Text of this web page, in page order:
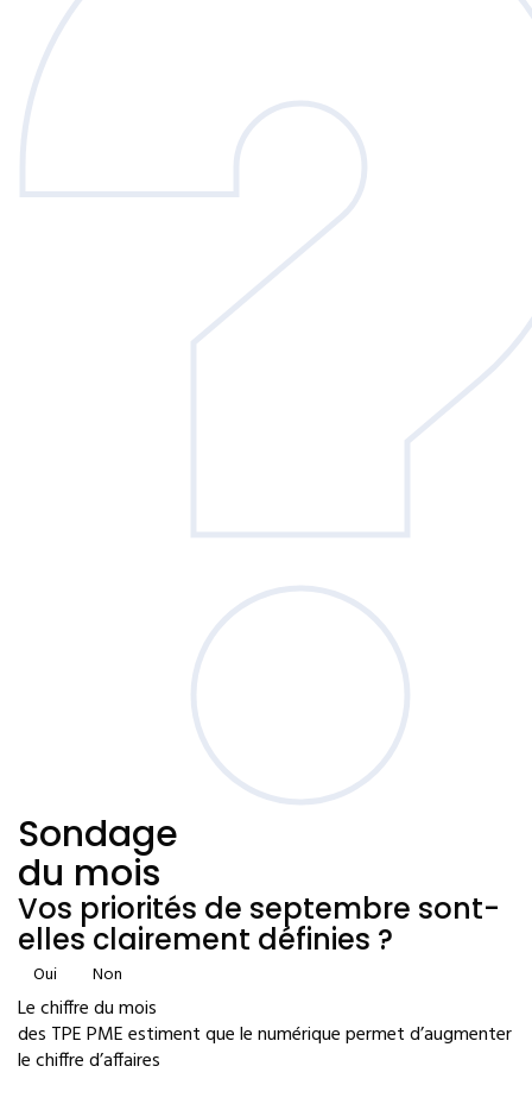
Sondage
du mois
Vos priorités de septembre sont-
elles clairement définies ?
Oui Non
Le chiffre du mois
des TPE PME estiment que le numérique permet d’augmenter
le chiffre d’affaires